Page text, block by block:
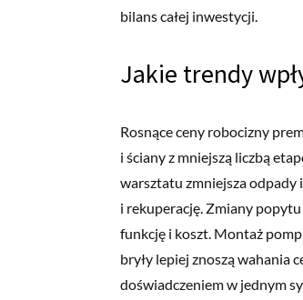
bilans całej inwestycji.
Jakie trendy
Rosnące ceny robocizny
i ściany z mniejszą liczbą
warsztatu zmniejsza odpady
i rekuperację. Zmiany
funkcję i koszt. Montaż
bryły lepiej znoszą wahania
doświadczeniem w jednym